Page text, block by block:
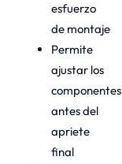
esfuerzo
de montaje
Permite
ajustar los
componentes
antes del
apriete
final